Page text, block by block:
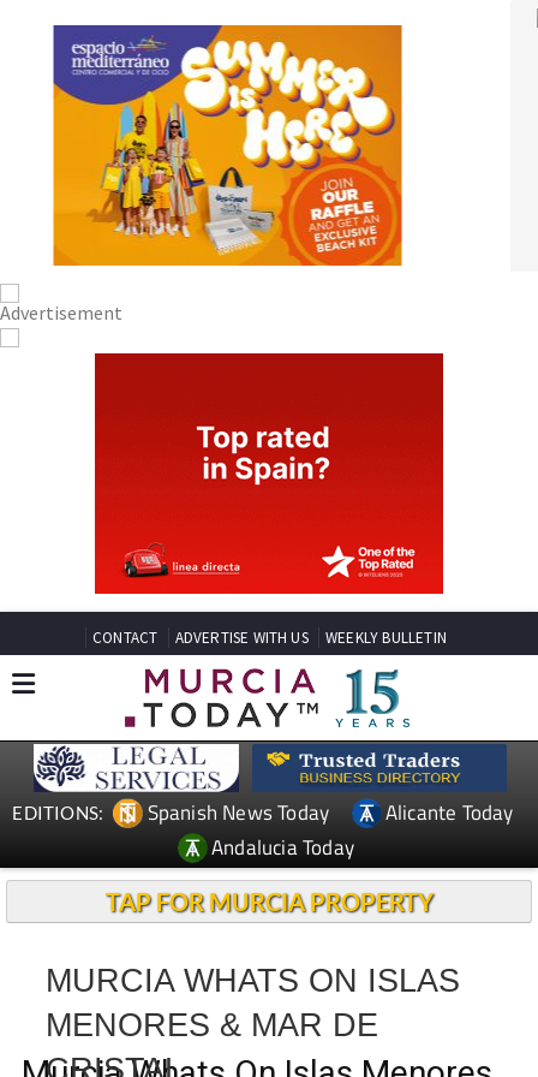
CONTACT ADVERTISE WITH US WEEKLY BULLETIN
EDITIONS: Spanish News Today
Alicante Today
Andalucia Today
TAP FOR MURCIA PROPERTY
MURCIA WHATS ON ISLAS
MENORES & MAR DE
CRISTAL